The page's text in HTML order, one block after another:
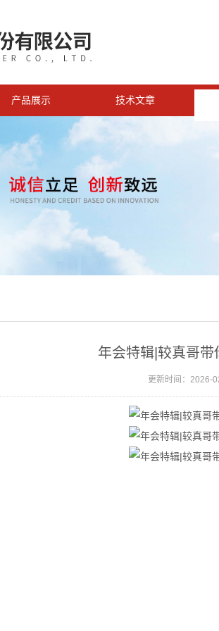
产品展示 技术文章
年会特辑|较真哥
更新时间：2026-